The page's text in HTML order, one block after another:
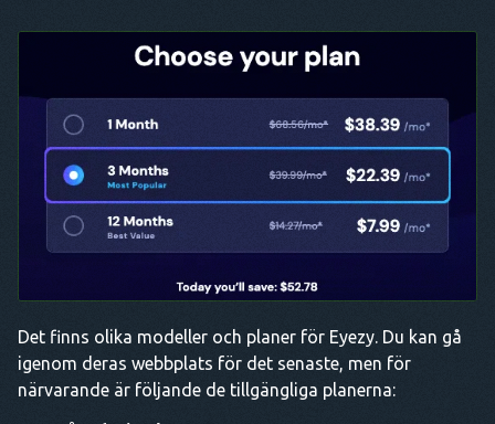
Det finns olika modeller och planer för Eyezy. Du kan gå
igenom deras webbplats för det senaste, men för
närvarande är följande de tillgängliga planerna: